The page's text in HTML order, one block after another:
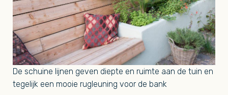
De schuine lijnen geven diepte en ruimte aan de tuin en
tegelijk een mooie rugleuning voor de bank